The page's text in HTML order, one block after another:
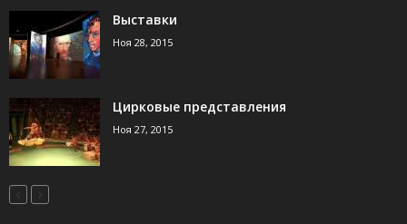
Выставки
Ноя 28, 2015
Цирковые представления
Ноя 27, 2015